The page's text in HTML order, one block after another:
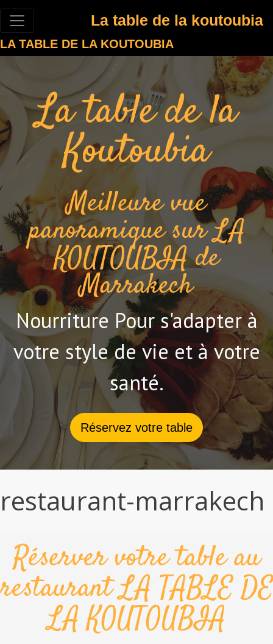
La table de la koutoubia
LA TABLE DE LA KOUTOUBIA
La table de la
Koutoubia
Meilleure vue
panoramique sur LA
KOUTOUBIA de
Marrakech
Nourriture Pour s'adapter à
votre style de vie et à votre
santé.
Réservez votre table
restaurant-marrakech
Réserver votre table au
restaurant LA TABLE DE
LA KOUTOUBIA